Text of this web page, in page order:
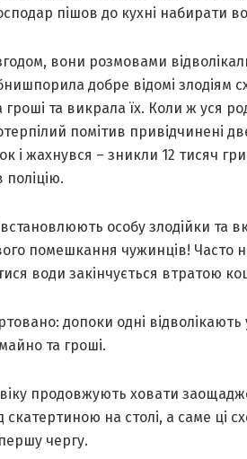
пішов до кухні набирати
вони розмовами
добре відомі злодіям
та викрала їх. Коли ж уся
помітив привідчинені
і жахнувся – зникли 12 тисяч
особу злодійки та
помешкання чужинців! Часто
води закінчується втратою
допоки одні відволікають
та гроші.
продовжують ховати
на столі, а саме ці
чергу.